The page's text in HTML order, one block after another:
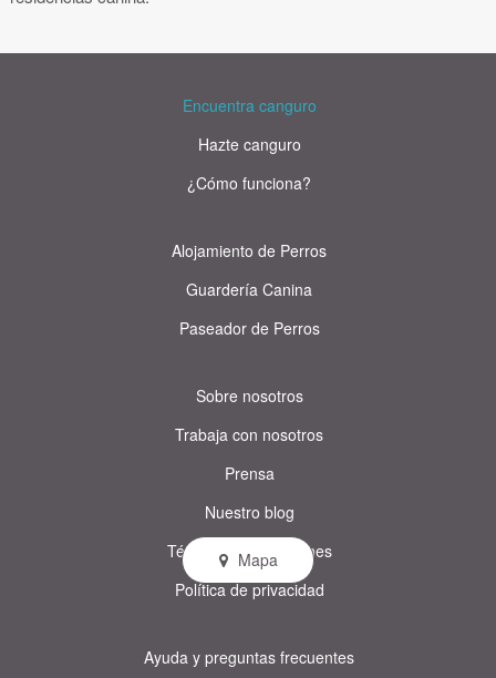
Mapa
Encuentra canguro
Hazte canguro
¿Cómo funciona?
Alojamiento de Perros
Guardería Canina
Paseador de Perros
Sobre nosotros
Trabaja con nosotros
Prensa
Nuestro blog
Términos y condiciones
Política de privacidad
Ayuda y preguntas frecuentes